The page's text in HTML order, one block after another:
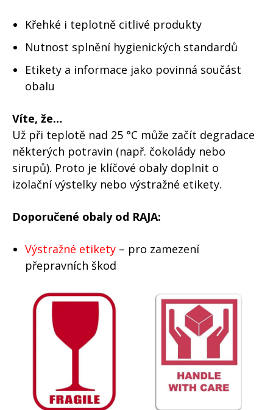
Křehké i teplotně citlivé produkty
Nutnost splnění hygienických standardů
Etikety a informace jako povinná součást
obalu
Víte, že…
Už při teplotě nad 25 °C může začít degradace
některých potravin (např. čokolády nebo
sirupů). Proto je klíčové obaly doplnit o
izolační výstelky nebo výstražné etikety.
Doporučené obaly od RAJA:
Výstražné etikety – pro zamezení
přepravních škod